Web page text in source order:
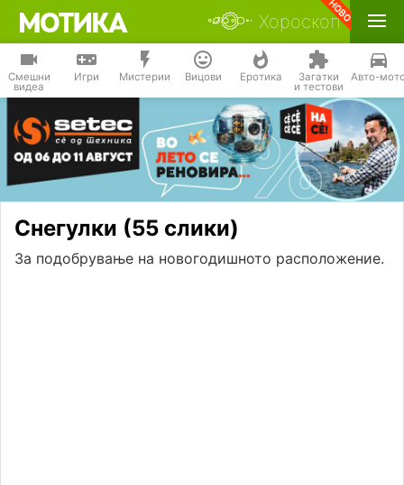
Хороскоп
Смешни
видеа
Игри Мистерии Вицови Еротика Загатки
и тестови
Авто-
Снегулки (55 слики)
За подобрување на новогодишното расположение.